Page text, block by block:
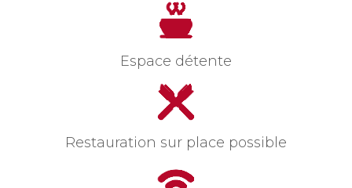
Espace détente
Restauration sur place possible